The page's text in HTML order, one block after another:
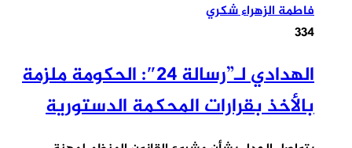
فاطمة الزهراء شكري
334
الهدادي لـ”رسالة 24″: الحكومة ملزمة
بالأخذ بقرارات المحكمة الدستورية